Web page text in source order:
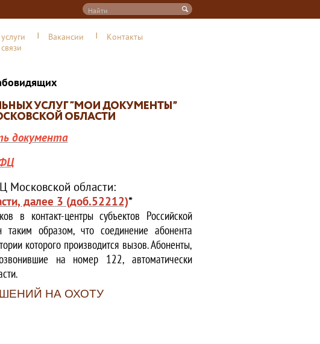
Вакансии
Контакты
документа
области:
далее 3 (доб.52212)*
в контакт-центры субъектов Российской
образом, что соединение абонента
которого производится вызов. Абоненты,
на номер 122, автоматически
НА ОХОТУ